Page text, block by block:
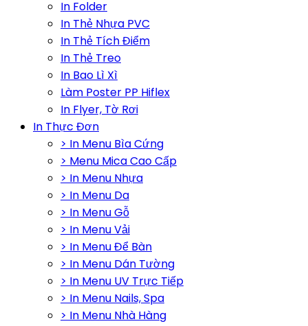
In Folder
In Thẻ Nhựa PVC
In Thẻ Tích Điểm
In Thẻ Treo
In Bao Lì Xì
Làm Poster PP Hiflex
In Flyer, Tờ Rơi
In Thực Đơn
> In Menu Bìa Cứng
> Menu Mica Cao Cấp
> In Menu Nhựa
> In Menu Da
> In Menu Gỗ
> In Menu Vải
> In Menu Để Bàn
> In Menu Dán Tường
> In Menu UV Trực Tiếp
> In Menu Nails, Spa
> In Menu Nhà Hàng